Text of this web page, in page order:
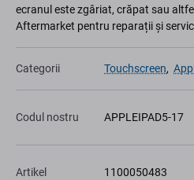
ecranul este zgâriat, crăpat sau
Aftermarket pentru reparații și
Categorii Touchscreen,
Codul nostru APPLEIPAD5-17
Artikel 1100050483